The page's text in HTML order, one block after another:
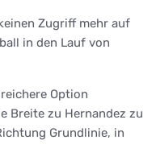
Zugriff mehr auf
in den Lauf von
Option
Breite zu Hernandez zu
Grundlinie, in